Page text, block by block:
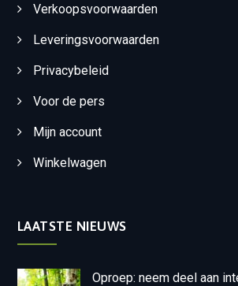
Verkoopsvoorwaarden
Leveringsvoorwaarden
Privacybeleid
Voor de pers
Mijn account
Winkelwagen
LAATSTE NIEUWS
Oproep: neem deel aan